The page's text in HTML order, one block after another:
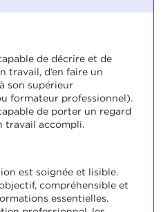
de décrire et de
travail, d’en faire un
son supérieur
formateur professionnel).
de porter un regard
travail accompli.
est soignée et lisible.
compréhensible et
essentielles.